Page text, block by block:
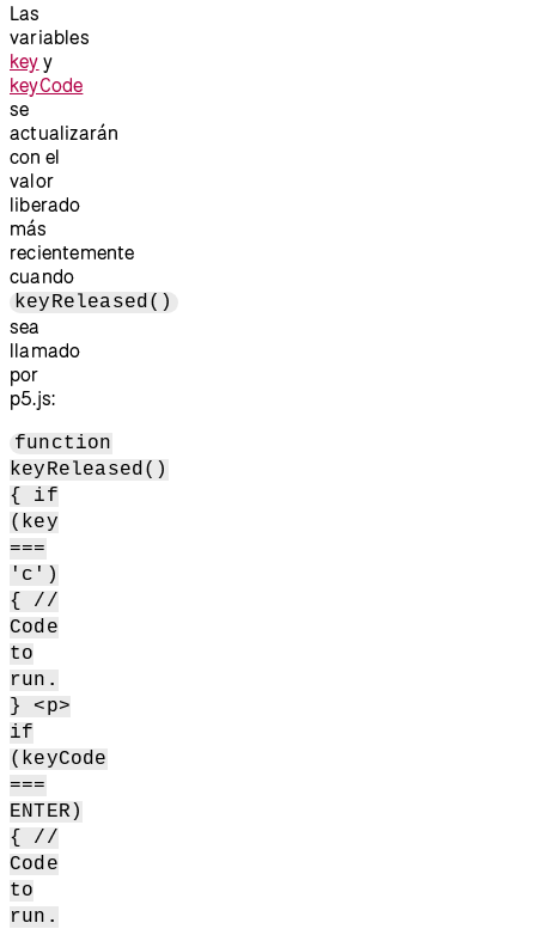
Las
variables
key y
keyCode
se
actualizarán
con el
valor
liberado
más
recientemente
cuando
keyReleased()
sea
llamado
por
p5.js:
function
keyReleased()
{ if
(key
===
'c')
{ //
Code
to
run.
} <p>
if
(keyCode
===
ENTER)
{ //
Code
to
run.